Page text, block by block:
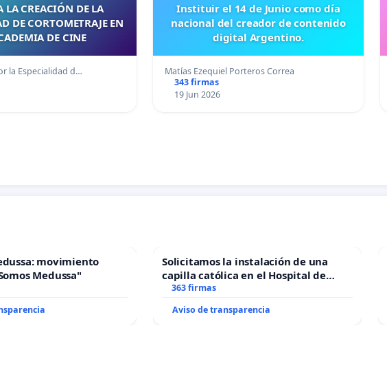
LA CREACIÓN DE LA
DE CORTOMETRAJE EN
DE CINE
la Especialidad d…
Instituir el 14 de Junio como día
nacional del creador de contenido
digital Argentino.
Matías Ezequiel Porteros Correa
343 firmas
19 Jun 2026
movimiento
Medussa"
Solicitamos la instalación de una
capilla católica en el Hospital de
Alcañiz
363 firmas
Aviso de transparencia